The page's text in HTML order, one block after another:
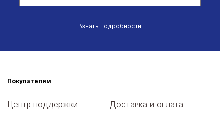
Узнать подробности
Покупателям
Центр поддержки Доставка и оплата